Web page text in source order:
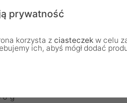
g
prywatność
korzysta z ciasteczek w celu
ich, abyś mógł dodać